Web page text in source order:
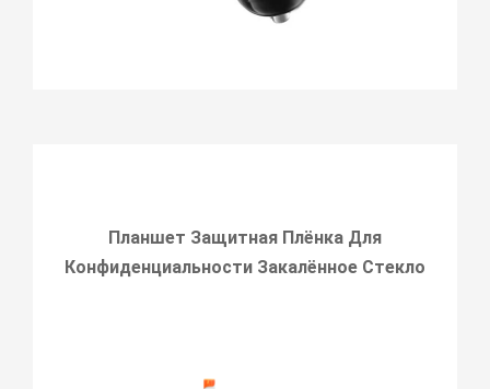
Планшет Защитная Плёнка Для
Конфиденциальности Закалённое Стекло